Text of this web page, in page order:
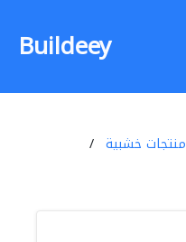
Buildeey
منتجات خشبية